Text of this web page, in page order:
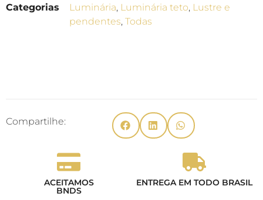
Categorias
Luminária, Luminária teto, Lustre e
pendentes, Todas
Compartilhe:
ACEITAMOS
BNDS
ENTREGA EM TODO BRASIL